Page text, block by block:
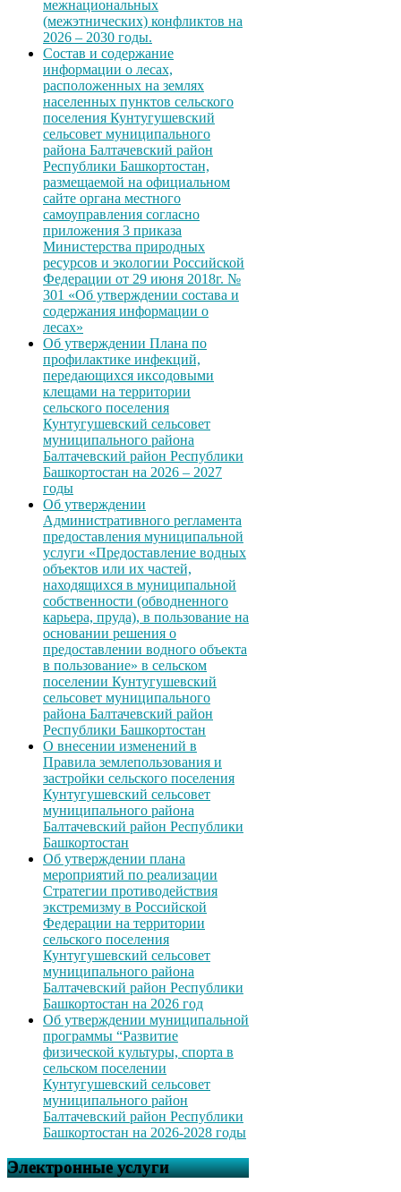
межнациональных
(межэтнических) конфликтов на
2026 – 2030 годы.
Состав и содержание
информации о лесах,
расположенных на землях
населенных пунктов сельского
поселения Кунтугушевский
сельсовет муниципального
района Балтачевский район
Республики Башкортостан,
размещаемой на официальном
сайте органа местного
самоуправления согласно
приложения 3 приказа
Министерства природных
ресурсов и экологии Российской
Федерации от 29 июня 2018г. №
301 «Об утверждении состава и
содержания информации о
лесах»
Об утверждении Плана по
профилактике инфекций,
передающихся иксодовыми
клещами на территории
сельского поселения
Кунтугушевский сельсовет
муниципального района
Балтачевский район Республики
Башкортостан на 2026 – 2027
годы
Об утверждении
Административного регламента
предоставления муниципальной
услуги «Предоставление водных
объектов или их частей,
находящихся в муниципальной
собственности (обводненного
карьера, пруда), в пользование на
основании решения о
предоставлении водного объекта
в пользование» в сельском
поселении Кунтугушевский
сельсовет муниципального
района Балтачевский район
Республики Башкортостан
О внесении изменений в
Правила землепользования и
застройки сельского поселения
Кунтугушевский сельсовет
муниципального района
Балтачевский район Республики
Башкортостан
Об утверждении плана
мероприятий по реализации
Стратегии противодействия
экстремизму в Российской
Федерации на территории
сельского поселения
Кунтугушевский сельсовет
муниципального района
Балтачевский район Республики
Башкортостан на 2026 год
Об утверждении муниципальной
программы “Развитие
физической культуры, спорта в
сельском поселении
Кунтугушевский сельсовет
муниципального район
Балтачевский район Республики
Башкортостан на 2026-2028 годы
Электронные услуги